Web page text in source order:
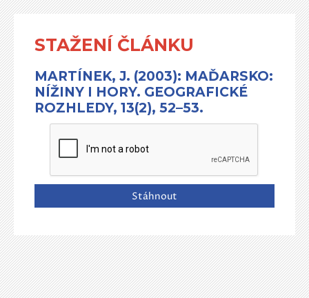
STAŽENÍ ČLÁNKU
MARTÍNEK, J. (2003): MAĎARSKO:
NÍŽINY I HORY. GEOGRAFICKÉ
ROZHLEDY, 13(2), 52–53.